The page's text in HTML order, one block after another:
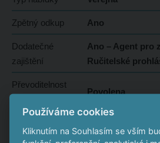
Zpětný odkup Ano
Dodatečné
zajištění
Ano – Agent pro
Ručitelské
Převoditelnost
Povolena
Používáme cookies
Kliknutím na Souhlasím se vším